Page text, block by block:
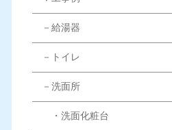
－給湯器
－トイレ
－洗面所
・洗面化粧台